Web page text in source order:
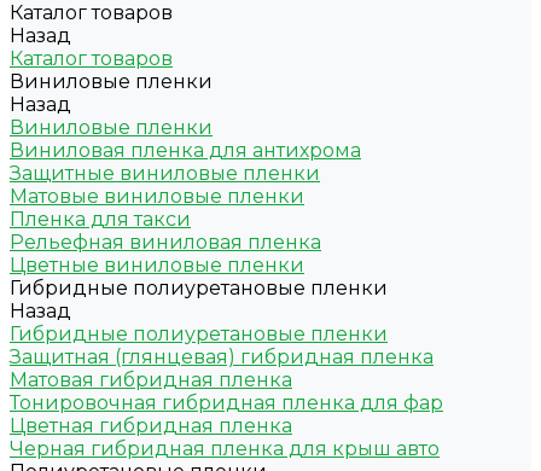
Каталог товаров
Назад
Каталог товаров
Виниловые пленки
Назад
Виниловые пленки
Виниловая пленка для антихрома
Защитные виниловые пленки
Матовые виниловые пленки
Пленка для такси
Рельефная виниловая пленка
Цветные виниловые пленки
Гибридные полиуретановые пленки
Назад
Гибридные полиуретановые пленки
Защитная (глянцевая) гибридная пленка
Матовая гибридная пленка
Тонировочная гибридная пленка для фар
Цветная гибридная пленка
Черная гибридная пленка для крыш авто